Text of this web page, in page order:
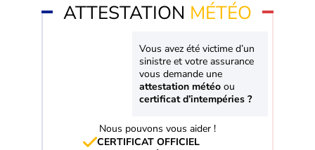
ATTESTATION MÉTÉO
Vous avez été victime d’un
sinistre et votre assurance
vous demande une
attestation météo ou
certificat d’intempéries ?
Nous pouvons vous aider !
CERTIFICAT OFFICIEL